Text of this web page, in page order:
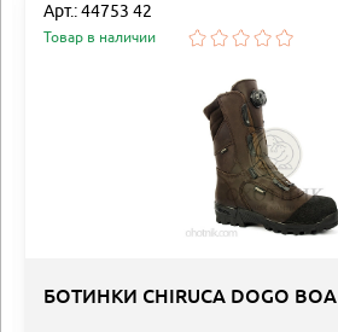
Арт.: 44753 42
Товар в наличии
БОТИНКИ CHIRUCA DOGO BOA